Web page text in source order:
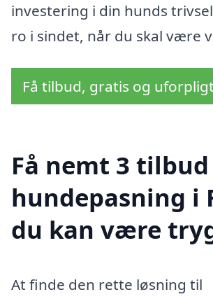
investering i din hunds
ro i sindet, når du skal være
Få tilbud, gratis og
Få nemt 3
hundepasning i
du kan være
At finde den rette løsning til